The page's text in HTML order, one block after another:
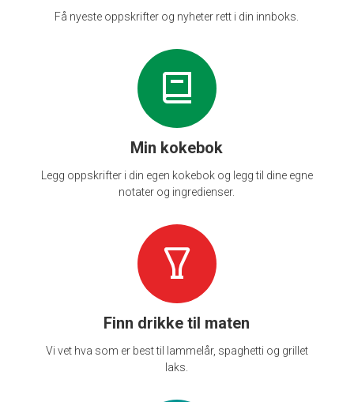
Få nyeste oppskrifter og nyheter rett i din innboks.
Min kokebok
Legg oppskrifter i din egen kokebok og legg til dine egne
notater og ingredienser.
Finn drikke til maten
Vi vet hva som er best til lammelår, spaghetti og grillet
laks.